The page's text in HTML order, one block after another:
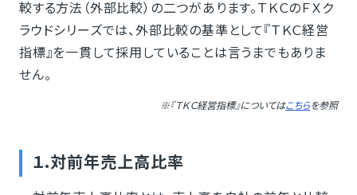
較する方法（外部比較）の二つがあります。ＴＫＣのＦＸク
ラウドシリーズでは、外部比較の基準として『ＴＫＣ経営
指標』を一貫して採用していることは言うまでもありま
せん。
※『ＴＫＣ経営指標』についてはこちらを参照
１.対前年売上高比率